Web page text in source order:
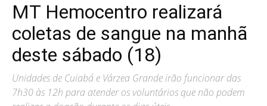
MT Hemocentro realizará
coletas de sangue na manhã
deste sábado (18)
Unidades de Cuiabá e Várzea Grande irão funcionar das
7h30 às 12h para atender os voluntários que não podem